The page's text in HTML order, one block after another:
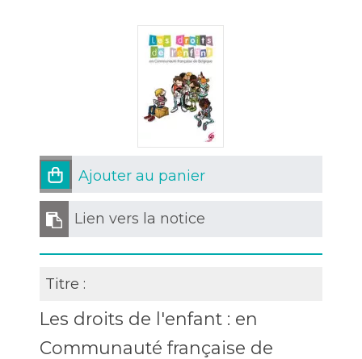
Ajouter au panier
Lien vers la notice
Titre :
Les droits de l'enfant : en
Communauté française de